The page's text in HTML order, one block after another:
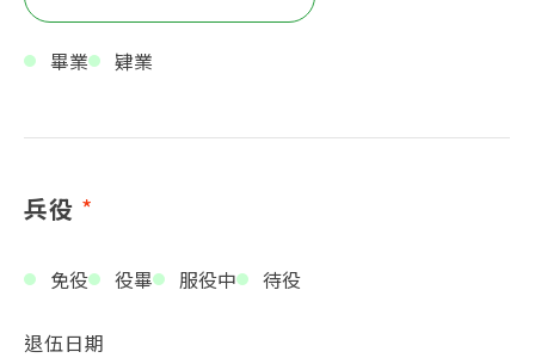
畢業 肄業
兵役 *
免役 役畢 服役中 待役
退伍日期